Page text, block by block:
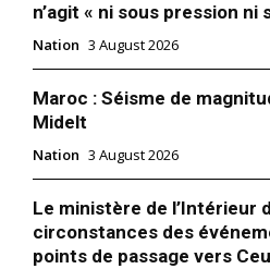
n’agit « ni sous pression ni
Nation 3 August 2026
Maroc : Séisme de
Midelt
Nation 3 August 2026
Le ministère de l’Intérieur
circonstances des
points de passage vers